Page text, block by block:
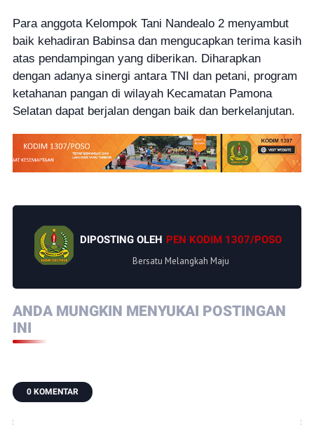
Para anggota Kelompok Tani Nandealo 2 menyambut
baik kehadiran Babinsa dan mengucapkan terima kasih
atas pendampingan yang diberikan. Diharapkan
dengan adanya sinergi antara TNI dan petani, program
ketahanan pangan di wilayah Kecamatan Pamona
Selatan dapat berjalan dengan baik dan berkelanjutan.
DIPOSTING OLEH PEN KODIM 1307/POSO
Bersatu Melangkah Maju
ANDA MUNGKIN MENYUKAI POSTINGAN
INI
0 KOMENTAR